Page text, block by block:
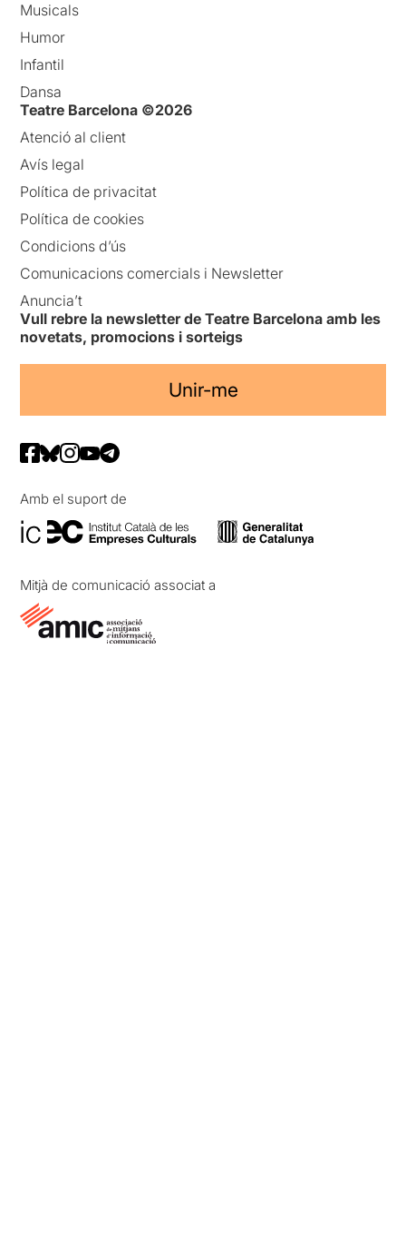
Musicals
Humor
Infantil
Dansa
Teatre Barcelona ©2026
Atenció al client
Avís legal
Política de privacitat
Política de cookies
Condicions d’ús
Comunicacions comercials i Newsletter
Anuncia’t
Vull rebre la newsletter de Teatre Barcelona amb les
novetats, promocions i sorteigs
Unir-me
Amb el suport de
Mitjà de comunicació associat a